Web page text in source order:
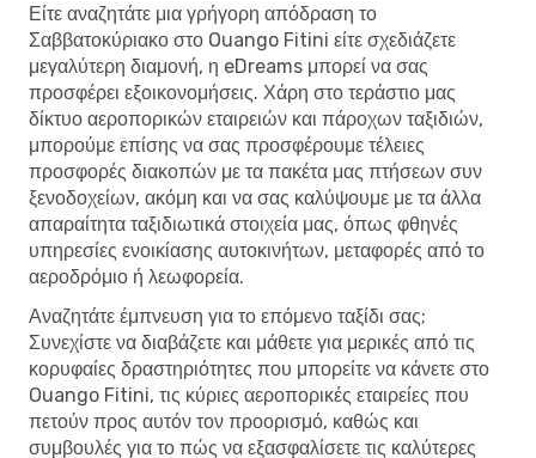
Είτε αναζητάτε μια γρήγορη απόδραση το
Σαββατοκύριακο στο Ouango Fitini είτε σχεδιάζετε
μεγαλύτερη διαμονή, η eDreams μπορεί να σας
προσφέρει εξοικονομήσεις. Χάρη στο τεράστιο μας
δίκτυο αεροπορικών εταιρειών και πάροχων ταξιδιών,
μπορούμε επίσης να σας προσφέρουμε τέλειες
προσφορές διακοπών με τα πακέτα μας πτήσεων συν
ξενοδοχείων, ακόμη και να σας καλύψουμε με τα άλλα
απαραίτητα ταξιδιωτικά στοιχεία μας, όπως φθηνές
υπηρεσίες ενοικίασης αυτοκινήτων, μεταφορές από το
αεροδρόμιο ή λεωφορεία.
Αναζητάτε έμπνευση για το επόμενο ταξίδι σας;
Συνεχίστε να διαβάζετε και μάθετε για μερικές από τις
κορυφαίες δραστηριότητες που μπορείτε να κάνετε στο
Ouango Fitini, τις κύριες αεροπορικές εταιρείες που
πετούν προς αυτόν τον προορισμό, καθώς και
συμβουλές για το πώς να εξασφαλίσετε τις καλύτερες